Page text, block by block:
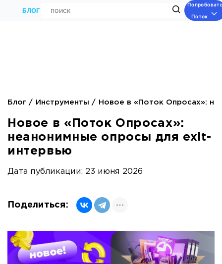
БЛОГ Поиск
Поток
Блог Инструменты Новое в «Поток Опросах»:
Новое в «Поток Опросах»:
неанонимные опросы для exit-
интервью
Дата публикации: 23 июня 2026
Поделиться: